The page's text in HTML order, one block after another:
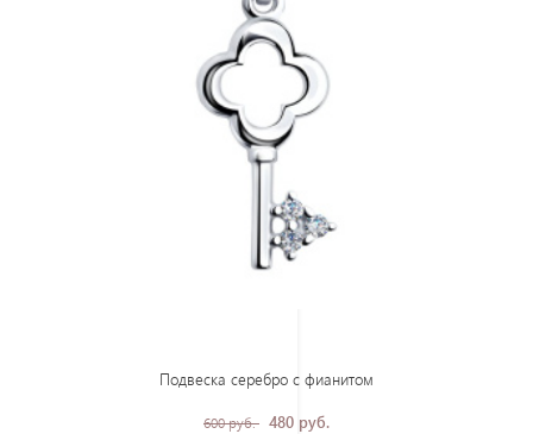
Подвеска серебро с фианитом
600 руб. 480 руб.